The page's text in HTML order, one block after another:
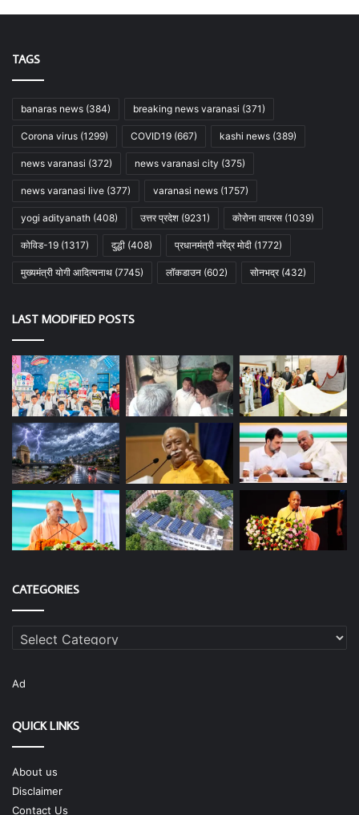
TAGS
banaras news (384) breaking news varanasi (371)
Corona virus (1299) COVID19 (667) kashi news (389)
news varanasi (372) news varanasi city (375)
news varanasi live (377) varanasi news (1757)
yogi adityanath (408) उत्तर प्रदेश (9231) कोरोना वायरस (1039)
कोविड-19 (1317) दुद्धी (408) प्रधानमंत्री नरेंद्र मोदी (1772)
मुख्यमंत्री योगी आदित्यनाथ (7745) लॉकडाउन (602) सोनभद्र(432)
LAST MODIFIED POSTS
CATEGORIES
Categories
Ad
QUICK LINKS
About us
Disclaimer
Contact Us